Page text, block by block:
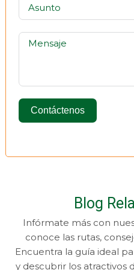
Contáctenos
Blog
Infórmate más con
conoce las rutas,
Encuentra la guía ideal
y descubrir los atractivos